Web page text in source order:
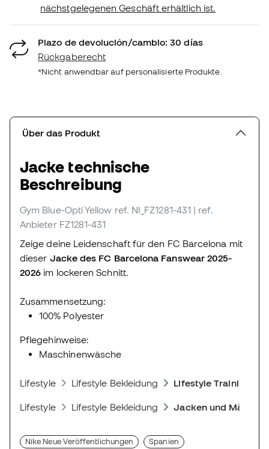
nächstgelegenen Geschäft erhältlich ist.
Plazo de devolución/cambio: 30 días
Rückgaberecht
*Nicht anwendbar auf personalisierte Produkte.
Über das Produkt
Jacke technische
Beschreibung
Gym Blue-Opti Yellow ref. NI_FZ1281-431 | ref.
Anbieter FZ1281-431
Zeige deine Leidenschaft für den FC Barcelona mit
dieser Jacke des FC Barcelona Fanswear 2025-
2026 im lockeren Schnitt.
Zusammensetzung:
100% Polyester
Pflegehinweise:
Maschinenwäsche
Lifestyle Lifestyle Bekleidung Lifestyle
Lifestyle Lifestyle Bekleidung Jacken und Mäntel
Nike Neue Veröffentlichungen Spanien